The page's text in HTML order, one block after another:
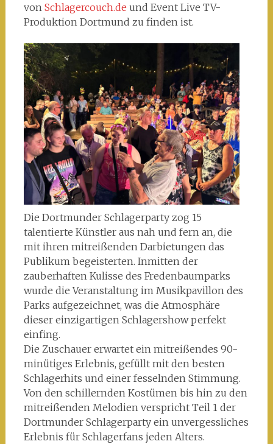
von Schlagercouch.de und Event Live TV-
Produktion Dortmund zu finden ist.
Die Dortmunder Schlagerparty zog 15
talentierte Künstler aus nah und fern an, die
mit ihren mitreißenden Darbietungen das
Publikum begeisterten. Inmitten der
zauberhaften Kulisse des Fredenbaumparks
wurde die Veranstaltung im Musikpavillon des
Parks aufgezeichnet, was die Atmosphäre
dieser einzigartigen Schlagershow perfekt
einfing.
Die Zuschauer erwartet ein mitreißendes 90-
minütiges Erlebnis, gefüllt mit den besten
Schlagerhits und einer fesselnden Stimmung.
Von den schillernden Kostümen bis hin zu den
mitreißenden Melodien verspricht Teil 1 der
Dortmunder Schlagerparty ein unvergessliches
Erlebnis für Schlagerfans jeden Alters.